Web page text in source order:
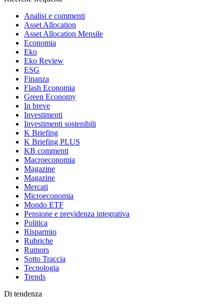
Analisi e commenti
Asset Allocation
Asset Allocation Mensile
Economia
Eko
Eko Review
ESG
Finanza
Flash Economia
Green Economy
In breve
Investimenti
Investimenti sostenibili
K Briefing
K Briefing PLUS
KB commenti
Macroeconomia
Magazine
Magazine
Mercati
Microeconomia
Mondo ETF
Pensione e previdenza integrativa
Politica
Risparmio
Rubriche
Rumors
Sotto Traccia
Tecnologia
Trends
Di tendenza